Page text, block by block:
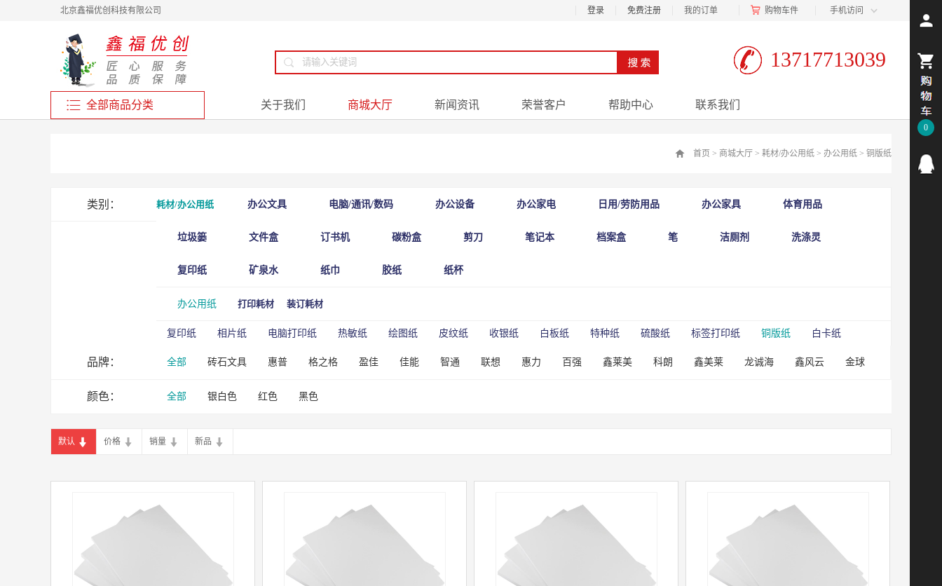
北京鑫福优创科技有限公司 手机访问
购物车件
我的订单
登录 免费注册
13717713039
全部商品分类 关于我们 商城大厅 新闻资讯 荣誉客户 帮助中心 联系我们
首页 > 商城大厅 > 耗材/办公用纸 > 办公用纸 > 铜版纸
类别： 耗材/办公用纸
办公用纸
复印纸 相片纸 电脑打印纸 热敏纸 绘图纸 皮纹纸 收银纸 白板纸 特种纸 硫酸纸 标签打印纸 铜版纸 白卡纸
打印耗材 装订耗材
办公文具 电脑/通讯/数码 办公设备 办公家电 日用/劳防用品 办公家具 体育用品
垃圾篓 文件盒 订书机 碳粉盒 剪刀 笔记本 档案盒 笔 洁厕剂 洗涤灵
复印纸 矿泉水 纸巾 胶纸 纸杯
品牌： 全部 砖石文具 惠普 格之格 盈佳 佳能 智通 联想 惠力 百强 鑫莱美 科朗 鑫美莱 龙诚海 鑫风云 金球
绿天章 达伯埃 爱普生 金士顿 兄弟 柯达文具
颜色： 全部 银白色 红色 黑色
默认 价格 销量 新品
0